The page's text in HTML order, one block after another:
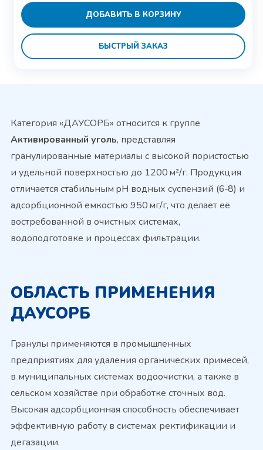
ДОБАВИТЬ В КОРЗИНУ
БЫСТРЫЙ ЗАКАЗ
Категория «ДАУСОРБ» относится к группе
Активированный уголь, представляя
гранулированные материалы с высокой пористостью
и удельной поверхностью до 1200 м²/г. Продукция
отличается стабильным pH водных суспензий (6‑8) и
адсорбционной емкостью 950 мг/г, что делает её
востребованной в очистных системах,
водоподготовке и процессах фильтрации.
ОБЛАСТЬ ПРИМЕНЕНИЯ
ДАУСОРБ
Гранулы применяются в промышленных
предприятиях для удаления органических примесей,
в муниципальных системах водоочистки, а также в
сельском хозяйстве при обработке сточных вод.
Высокая адсорбционная способность обеспечивает
эффективную работу в системах ректификации и
дегазации.